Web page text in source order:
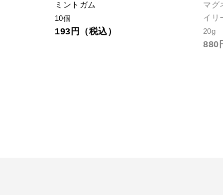
ミントガム
10個
193円（税込）
マグ
イリ
20g
880